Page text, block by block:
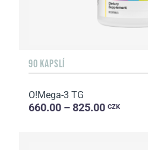
90 KAPSLÍ
O!Мega-3 TG
660.00 – 825.00 CZK